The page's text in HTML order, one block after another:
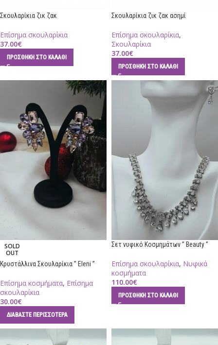
Σκουλαρίκια ζικ ζακ
Επίσημα σκουλαρίκια
37.00€
ΠΡΟΣΘΉΚΗ ΣΤΟ ΚΑΛΆΘΙ
Σκουλαρίκια ζικ ζακ ασημί
Επίσημα σκουλαρίκια,
Σκουλαρίκια
37.00€
ΠΡΟΣΘΉΚΗ ΣΤΟ ΚΑΛΆΘΙ
SOLD
OUT
Κρυστάλλινα Σκουλαρίκια ” Eleni ”
Επίσημα κοσμήματα, Επίσημα
σκουλαρίκια
30.00€
ΔΙΑΒΆΣΤΕ ΠΕΡΙΣΣΌΤΕΡΑ
Σετ νυφικό Κοσμημάτων ” Beauty ”
Επίσημα σκουλαρίκια, Νυφικά
κοσμήματα
110.00€
ΠΡΟΣΘΉΚΗ ΣΤΟ ΚΑΛΆΘΙ